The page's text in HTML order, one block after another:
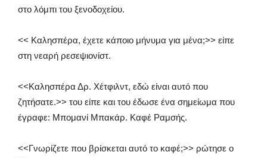
στο λόμπι του ξενοδοχείου.
<< Καλησπέρα, έχετε κάποιο μήνυμα για μένα;>> είπε
στη νεαρή ρεσεψιονίστ.
<<Καλησπέρα Δρ. Χέτφιλντ, εδώ είναι αυτό που
ζητήσατε.>> του είπε και του έδωσε ένα σημείωμα που
έγραφε: Μπομανί Μπακάρ. Καφέ Ραμσής.
<<Γνωρίζετε που βρίσκεται αυτό το καφέ;>> ρώτησε ο